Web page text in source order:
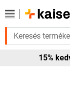
rá? Válogatott
15%